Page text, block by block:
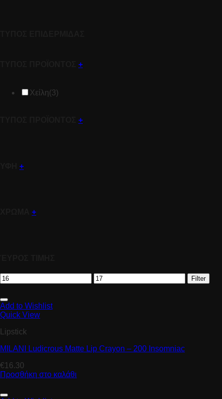
+
Χείλη(3)
+
+
+
Filter
Add to Wishlist
Quick View
Lipstick
MILANI Ludicrous Matte Lip Crayon – 200 Insomniac
€16.30
Προσθήκη στο καλάθι